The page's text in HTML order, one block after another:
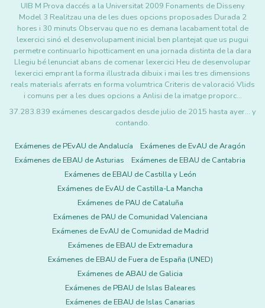
UIB M Prova daccés a la Universitat 2009 Fonaments de Disseny
Model 3 Realitzau una de les dues opcions proposades Durada 2
hores i 30 minuts Observau que no es demana lacabament total de
lexercici sinó el desenvolupament inicial ben plantejat que us pugui
permetre continuarlo hipotticament en una jornada distinta de la dara
Llegiu bé lenunciat abans de comenar lexercici Heu de desenvolupar
lexercici emprant la forma illustrada dibuix i mai les tres dimensions
reals materials aferrats en forma volumtrica Criteris de valoració Vlids
i comuns per a les dues opcions a Anlisi de la imatge proporc…
37.283.839 exámenes descargados desde julio de 2015 hasta ayer... y
contando.
Exámenes de PEvAU de Andalucía
Exámenes de EvAU de Aragón
Exámenes de EBAU de Asturias
Exámenes de EBAU de Cantabria
Exámenes de EBAU de Castilla y León
Exámenes de EvAU de Castilla-La Mancha
Exámenes de PAU de Cataluña
Exámenes de PAU de Comunidad Valenciana
Exámenes de EvAU de Comunidad de Madrid
Exámenes de EBAU de Extremadura
Exámenes de EBAU de Fuera de España (UNED)
Exámenes de ABAU de Galicia
Exámenes de PBAU de Islas Baleares
Exámenes de EBAU de Islas Canarias